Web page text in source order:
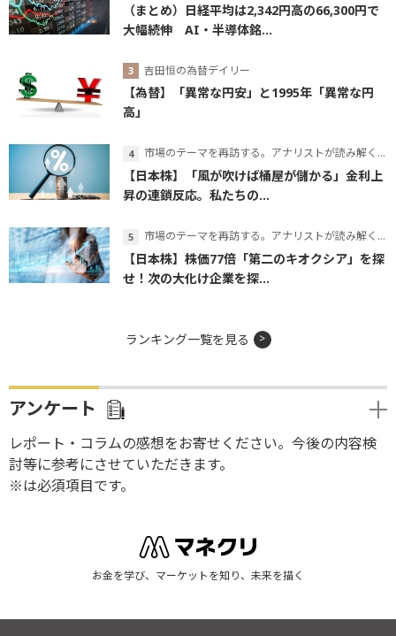
（まとめ）日経平均は2,342円高の66,300円で
大幅続伸 AI・半導体銘...
吉田恒の為替デイリー
【為替】「異常な円安」と1995年「異常な円
高」
市場のテーマを再訪する。アナリストが読み解くテーマの本質
【日本株】「風が吹けば桶屋が儲かる」金利上
昇の連鎖反応。私たちの...
市場のテーマを再訪する。アナリストが読み解くテーマの本質
【日本株】株価77倍「第二のキオクシア」を探
せ！次の大化け企業を探...
ランキング一覧を見る
アンケート
レポート・コラムの感想をお寄せください。今後の内容検
討等に参考にさせていただきます。
※は必須項目です。
お金を学び、マーケットを知り、未来を描く